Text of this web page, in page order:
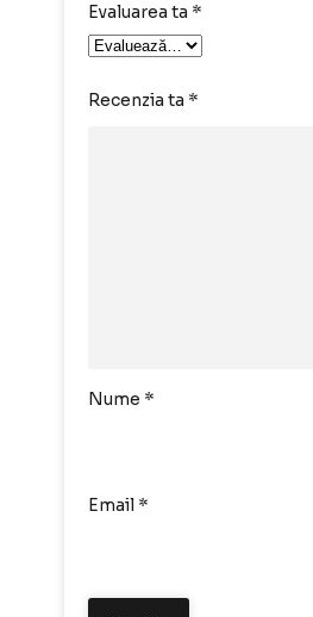
Evaluarea ta *
Recenzia ta *
Nume *
Email *